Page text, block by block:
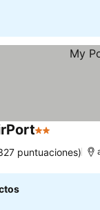
2 Estrellas
puntuaciones)